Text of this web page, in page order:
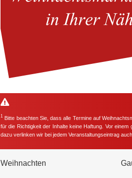
1 Bitte beachten Sie, dass alle Termine auf
für die Richtigkeit der Inhalte keine Haftung. Vor
dazu verlinken wir bei jedem Veranstaltungseintrag
Weihnachten